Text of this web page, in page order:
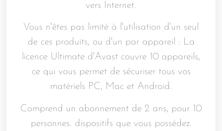
vers Internet.
Vous n'êtes pas limité à l'utilisation d'un seul
de ces produits, ou d'un par appareil : La
licence Ultimate d'Avast couvre 10 appareils,
ce qui vous permet de sécuriser tous vos
matériels PC, Mac et Android.
Comprend un abonnement de 2 ans, pour 10
personnes. dispositifs que vous possédez.